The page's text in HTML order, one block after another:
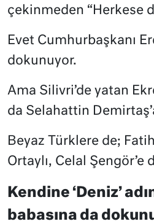
çekinmeden “Herkese
Evet Cumhurbaşkanı
dokunuyor.
Ama Silivri’de yatan
da Selahattin
Beyaz Türklere de;
Ortaylı, Celal Şengör’e
Kendine ‘Deniz’
babasına da